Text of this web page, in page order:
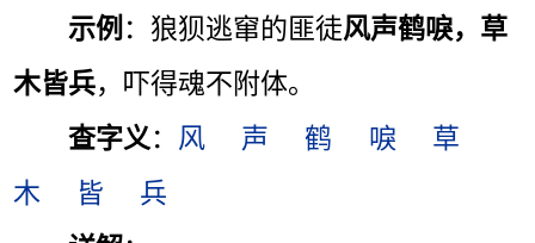
示例 ：狼狈逃窜的匪徒风声鹤唳，草
木皆兵，吓得魂不附体。
查字义 ： 风 声 鹤 唳
草
木
皆
兵